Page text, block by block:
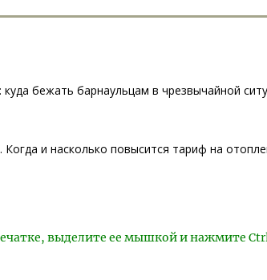
куда бежать барнаульцам в чрезвычайной
Когда и насколько повысится тариф на
выделите ее мышкой и нажмите